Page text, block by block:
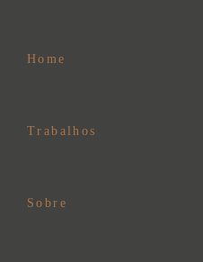
Home
Trabalhos
Sobre